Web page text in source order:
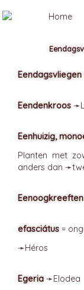
Eendagsvliegen
Eendenkroos ➛
Eenhuizig,
Planten met
anders dan ➛
Eenoogkreeften
efasciátus =
➛Héros
Egeria ➛Elodea